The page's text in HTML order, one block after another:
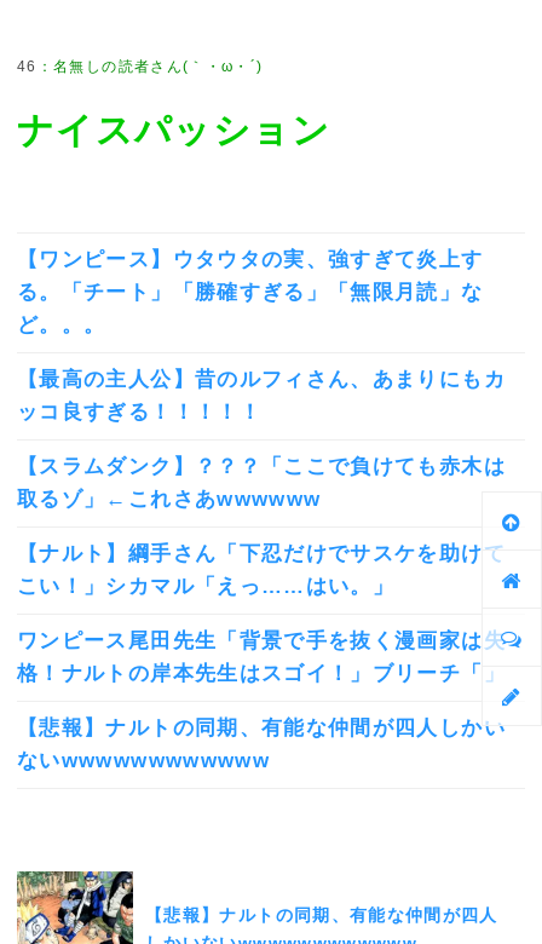
46 ：名無しの読者さん(｀・ω・´)
ナイスパッション
【ワンピース】ウタウタの実、強すぎて炎上す
る。「チート」「勝確すぎる」「無限月読」な
ど。。。
【最高の主人公】昔のルフィさん、あまりにもカ
ッコ良すぎる！！！！！
【スラムダンク】？？？「ここで負けても赤木は
取るゾ」←これさあwwwwww
【ナルト】綱手さん「下忍だけでサスケを助けて
こい！」シカマル「えっ……はい。」
ワンピース尾田先生「背景で手を抜く漫画家は失
格！ナルトの岸本先生はスゴイ！」ブリーチ「」
【悲報】ナルトの同期、有能な仲間が四人しかい
ないwwwwwwwwwwww
【悲報】ナルトの同期、有能な仲間が四人